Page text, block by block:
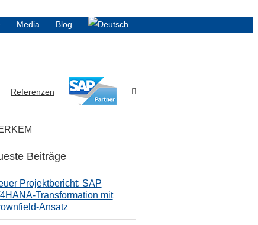
Media Blog
Referenzen
Beiträge
Projektbericht: SAP
Transformation mit
Ansatz